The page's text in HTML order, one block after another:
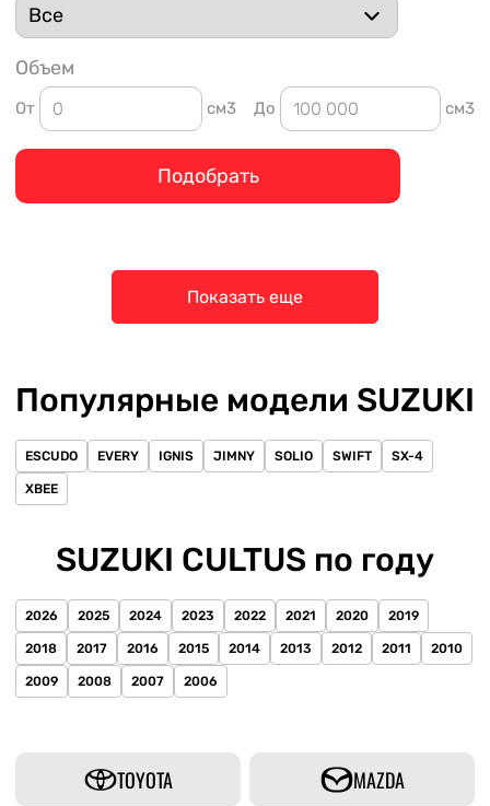
Объем
От см3 До см3
Подобрать
Показать еще
Популярные модели SUZUKI
ESCUDO EVERY IGNIS JIMNY SOLIO SWIFT SX-4
XBEE
SUZUKI CULTUS по году
2026 2025 2024 2023 2022 2021 2020 2019
2018 2017 2016 2015 2014 2013 2012 2011 2010
2009 2008 2007 2006
TOYOTA MAZDA